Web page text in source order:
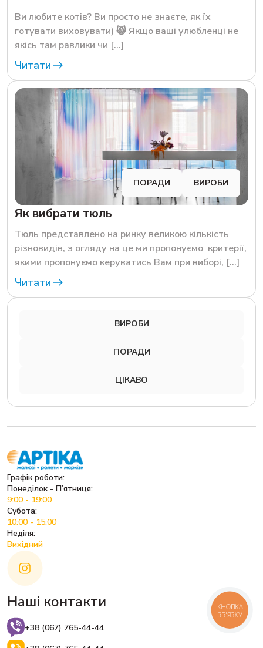
ВИРОБИ
ПОРАДИ
ЦІКАВО
Ви любите котів? Ви просто не знаєте, як їх
готувати виховувати) 😸 Якщо ваші улюбленці не
якісь там равлики чи […]
Читати
ПОРАДИ ВИРОБИ
Як вибрати тюль
Тюль представлено на ринку великою кількість
різновидів, з огляду на це ми пропонуємо критерії,
якими пропонуємо керуватись Вам при виборі, […]
Читати
Графік роботи:
Понеділок - П’ятниця:
9:00 - 19:00
Субота:
10:00 - 15:00
Неділя:
Вихідний
Наші контакти
+38 (067) 765-44-44
КНОПКА
ЗВ'ЯЗКУ